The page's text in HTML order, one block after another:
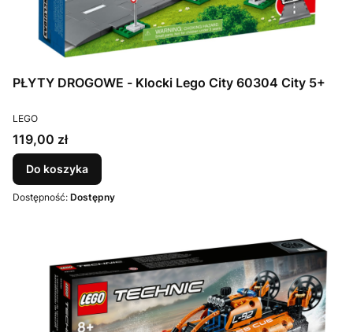
PŁYTY DROGOWE - Klocki Lego City 60304 City 5+
PRODUCENT
LEGO
Cena
119,00 zł
Do koszyka
Dostępność: Dostępny